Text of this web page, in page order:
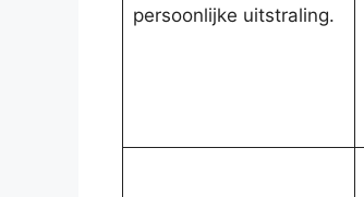
persoonlijke uitstraling.